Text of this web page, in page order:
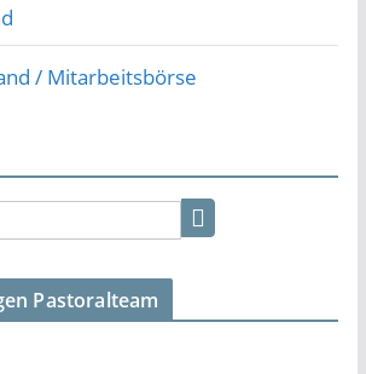
/ Mitarbeitsbörse
Pastoralteam